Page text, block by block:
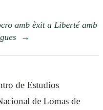
amb èxit a Liberté amb
→
de Estudios
de Lomas de